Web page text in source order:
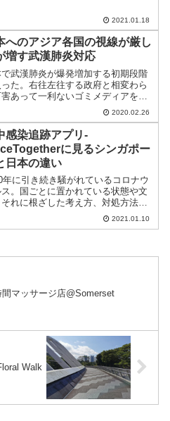
では年末年始モードで街がわいてい
2021.01.18
へのアジア各国の視線が厳し
増す武漢肺炎対応
で武漢肺炎が爆発増加する初期段階
った。右往左往する政府と相変わら
あって一利ないゴミメディアをよ
、各国が日本排除に乗り出した。そ
け事態は深刻化、海外政府が自国防
めに対応強化に乗り出した。
2020.02.26
感染追跡アプリ-
に見るシンガポー
日本の違い
年に引き続き騒がれているコロナウ
ス。国ごとに置かれている状態や文
れに根ざした考え方、対処方法が
。制度化してIT化に取り組んだシン
ールについて紹介をする。
2021.01.10
間マッサージ店@Somerset
Walk